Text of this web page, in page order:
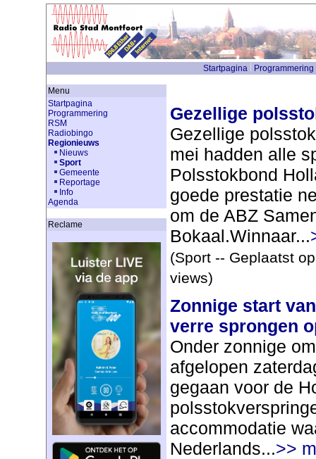
Startpagina Programmering
Menu
Startpagina
Programmering
RSM
Radiobingo
Regionieuws
Nieuws
Sport
Gemeente
Reportage
Info
Agenda
Reclame
Gezellige
Gezellige
mei hadden alle
Polsstokbond
goede prestatie
om de ABZ
Bokaal.Winnaar...
(Sport -- Geplaatst
views)
Zonnige start
verre sprongen
Onder zonnige
afgelopen
gegaan voor de
accommodatie
Nederlands...>>